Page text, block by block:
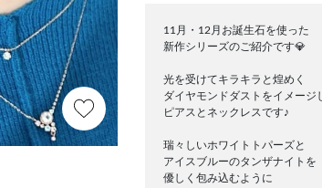
11月・12月お誕生石を使った
新作シリーズのご紹介です💎
光を受けてキラキラと煌めく
ダイヤモンドダストをイメージ
ピアスとネックレスです♪
瑞々しいホワイトトパーズと
アイスブルーのタンザナイトを
優しく包み込むように